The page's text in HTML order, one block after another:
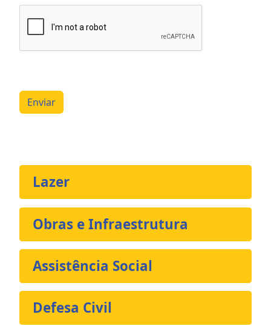
Enviar
Lazer
Obras e Infraestrutura
Assistência Social
Defesa Civil